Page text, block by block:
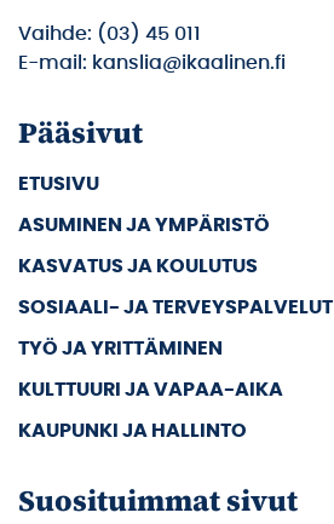
Vaihde: (03) 45 011
E-mail: kanslia@ikaalinen.fi
Pääsivut
ETUSIVU
ASUMINEN JA YMPÄRISTÖ
KASVATUS JA KOULUTUS
SOSIAALI- JA TERVEYSPALVELUT
TYÖ JA YRITTÄMINEN
KULTTUURI JA VAPAA-AIKA
KAUPUNKI JA HALLINTO
Suosituimmat sivut